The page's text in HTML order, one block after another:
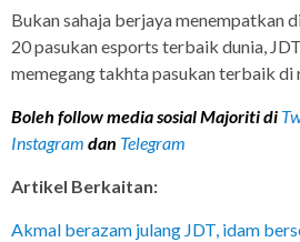
Bukan sahaja berjaya menempatkan
20 pasukan esports terbaik dunia,
memegang takhta pasukan terbaik di
Boleh follow media sosial Majoriti di
Instagram dan Telegram
Artikel Berkaitan:
Akmal berazam julang JDT, idam